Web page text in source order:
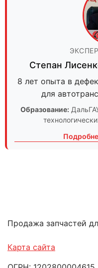
Степан
8 лет опыта в
для
Образование:
Продажа запчастей
Карта сайта